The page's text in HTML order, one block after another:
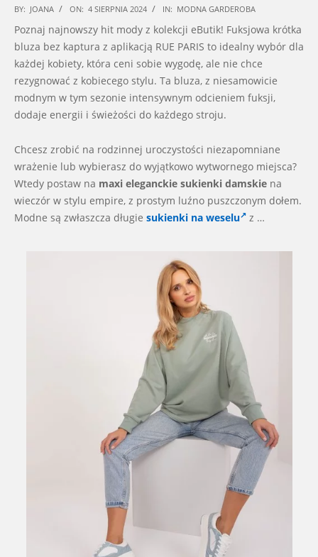
2024-
08-
04
BY: JOANA ON: 4 SIERPNIA 2024 IN: MODNA GARDEROBA
Poznaj najnowszy hit mody z kolekcji eButik! Fuksjowa krótka
bluza bez kaptura z aplikacją RUE PARIS to idealny wybór dla
każdej kobiety, która ceni sobie wygodę, ale nie chce
rezygnować z kobiecego stylu. Ta bluza, z niesamowicie
modnym w tym sezonie intensywnym odcieniem fuksji,
dodaje energii i świeżości do każdego stroju.
Chcesz zrobić na rodzinnej uroczystości niezapomniane
wrażenie lub wybierasz do wyjątkowo wytwornego miejsca?
Wtedy postaw na maxi eleganckie sukienki damskie na
wieczór w stylu empire, z prostym luźno puszczonym dołem.
Modne są zwłaszcza długie sukienki na weselu z …